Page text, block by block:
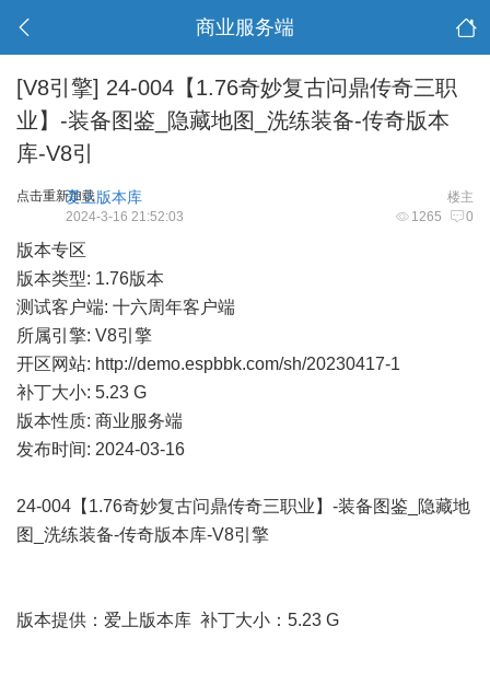
商业服务端
[V8引擎] 24-004【1.76奇妙复古问鼎传奇三职
业】-装备图鉴_隐藏地图_洗练装备-传奇版本
库-V8引
点击重新加载 楼主
爱上版本库
1265 0
2024-3-16 21:52:03
版本专区
版本类型: 1.76版本
测试客户端: 十六周年客户端
所属引擎: V8引擎
开区网站: http://demo.espbbk.com/sh/20230417-1
补丁大小: 5.23 G
版本性质: 商业服务端
发布时间: 2024-03-16
24-004【1.76奇妙复古问鼎传奇三职业】-装备图鉴_隐藏地
图_洗练装备-传奇版本库-V8引擎
版本提供：爱上版本库 补丁大小：5.23 G